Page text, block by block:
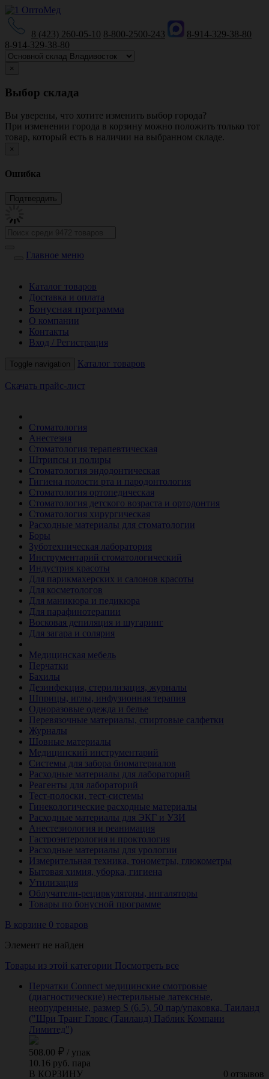
8 (423) 260-05-10 8-800-2500-243
8-914-329-38-80
8-914-329-38-80
×
Выбор склада
Вы уверены, что хотите изменить выбор города?
При изменении города в корзину можно положить только тот
товар, который есть в наличии на выбранном складе.
×
Ошибка
Главное меню
Каталог товаров
Доставка и оплата
Бонусная программа
О компании
Контакты
Вход / Регистрация
Toggle navigation Каталог товаров
Скачать прайс-лист
Стоматология
Анестезия
Стоматология терапевтическая
Штрипсы и полиры
Стоматология эндодонтическая
Гигиена полости рта и пародонтология
Стоматология ортопедическая
Стоматология детского возраста и ортодонтия
Стоматология хирургическая
Расходные материалы для стоматологии
Боры
Зуботехническая лаборатория
Инструментарий стоматологический
Индустрия красоты
Для парикмахерских и салонов красоты
Для косметологов
Для маникюра и педикюра
Для парафинотерапии
Восковая депиляция и шугаринг
Для загара и солярия
Медицинская мебель
Перчатки
Бахилы
Дезинфекция, стерилизация, журналы
Шприцы, иглы, инфузионная терапия
Одноразовые одежда и белье
Перевязочные материалы, спиртовые салфетки
Журналы
Шовные материалы
Медицинский инструментарий
Системы для забора биоматериалов
Расходные материалы для лабораторий
Реагенты для лабораторий
Тест-полоски, тест-системы
Гинекологические расходные материалы
Расходные материалы для ЭКГ и УЗИ
Анестезиология и реанимация
Гастроэнтерология и проктология
Расходные материалы для урологии
Измерительная техника, тонометры, глюкометры
Бытовая химия, уборка, гигиена
Утилизация
Облучатели-рециркуляторы, ингаляторы
Товары по бонусной программе
В корзине 0 товаров
Элемент не найден
Товары из этой категории Посмотреть все
Перчатки Connect медицинские смотровые
(диагностические) нестерильные латексные,
неопудренные, размер S (6.5), 50 пар/упаковка, Таиланд
("Шри Транг Гловс (Таиланд) Паблик Компани
Лимитед")
508.00 / упак
10.16 руб. пара
0 отзывов
В КОРЗИНУ